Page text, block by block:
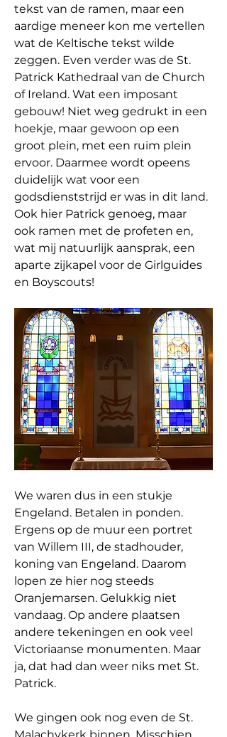
tekst van de ramen, maar een
aardige meneer kon me vertellen
wat de Keltische tekst wilde
zeggen. Even verder was de St.
Patrick Kathedraal van de Church
of Ireland. Wat een imposant
gebouw! Niet weg gedrukt in een
hoekje, maar gewoon op een
groot plein, met een ruim plein
ervoor. Daarmee wordt opeens
duidelijk wat voor een
godsdienststrijd er was in dit land.
Ook hier Patrick genoeg, maar
ook ramen met de profeten en,
wat mij natuurlijk aansprak, een
aparte zijkapel voor de Girlguides
en Boyscouts!
We waren dus in een stukje
Engeland. Betalen in ponden.
Ergens op de muur een portret
van Willem III, de stadhouder,
koning van Engeland. Daarom
lopen ze hier nog steeds
Oranjemarsen. Gelukkig niet
vandaag. Op andere plaatsen
andere tekeningen en ook veel
Victoriaanse monumenten. Maar
ja, dat had dan weer niks met St.
Patrick.
We gingen ook nog even de St.